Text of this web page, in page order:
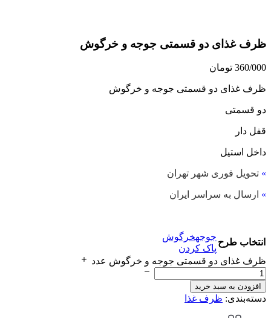
ظرف غذای دو قسمتی جوجه و خرگوش
360/000 تومان
ظرف غذای دو قسمتی جوجه و خرگوش
دو قسمتی
قفل دار
داخل استیل
» تحویل فوری شهر تهران
» ارسال به سراسر ایران
انتخاب طرح
جوجهخرگوش
پاک کردن
ظرف غذای دو قسمتی جوجه و خرگوش عدد
افزودن به سبد خرید
دسته‌بندی: ظرف غذا